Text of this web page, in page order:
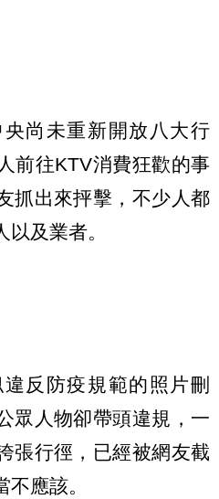
尚未重新開放八大行
前往KTV消費狂歡的事
抓出來抨擊，不少人都
及業者。
反防疫規範的照片刪
眾人物卻帶頭違規，一
張行徑，已經被網友截
應該。